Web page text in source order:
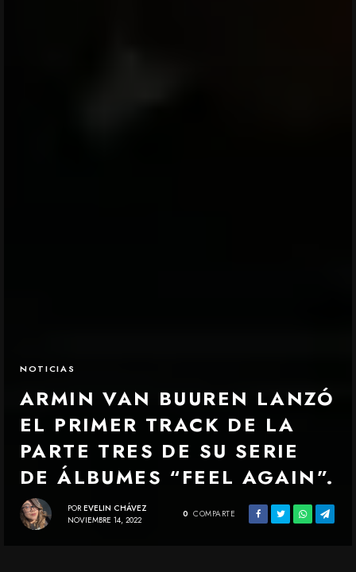
NOTICIAS
ARMIN VAN BUUREN LANZÓ
EL PRIMER TRACK DE LA
PARTE TRES DE SU SERIE
DE ÁLBUMES “FEEL AGAIN”.
POR EVELIN CHÁVEZ
NOVIEMBRE 14, 2022
0 COMPARTE